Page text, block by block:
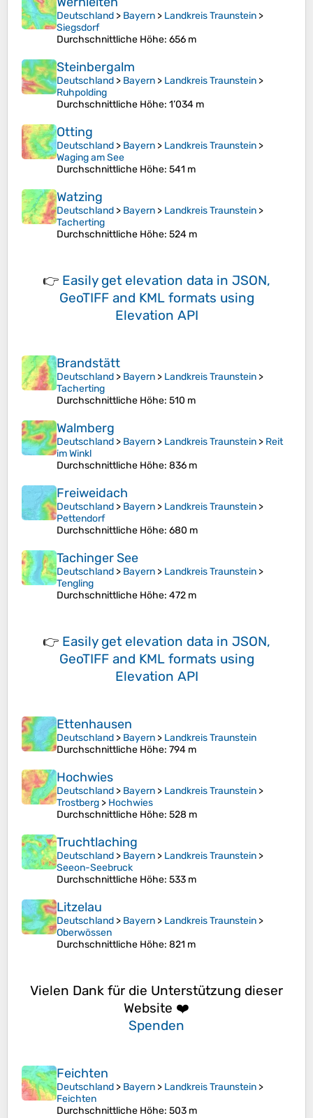
Deutschland > Bayern > Landkreis Traunstein >
Siegsdorf
Durchschnittliche Höhe: 656 m
Steinbergalm
Deutschland > Bayern > Landkreis Traunstein >
Ruhpolding
Durchschnittliche Höhe: 1’034 m
Otting
Deutschland > Bayern > Landkreis Traunstein >
Waging am See
Durchschnittliche Höhe: 541 m
Watzing
Deutschland > Bayern > Landkreis Traunstein >
Tacherting
Durchschnittliche Höhe: 524 m
👉 Easily get elevation data in JSON,
GeoTIFF and KML formats using
Elevation API
Brandstätt
Deutschland > Bayern > Landkreis Traunstein >
Tacherting
Durchschnittliche Höhe: 510 m
Walmberg
Deutschland > Bayern > Landkreis Traunstein > Reit
im Winkl
Durchschnittliche Höhe: 836 m
Freiweidach
Deutschland > Bayern > Landkreis Traunstein >
Pettendorf
Durchschnittliche Höhe: 680 m
Tachinger See
Deutschland > Bayern > Landkreis Traunstein >
Tengling
Durchschnittliche Höhe: 472 m
👉 Easily get elevation data in JSON,
GeoTIFF and KML formats using
Elevation API
Ettenhausen
Deutschland > Bayern > Landkreis Traunstein
Durchschnittliche Höhe: 794 m
Hochwies
Deutschland > Bayern > Landkreis Traunstein >
Trostberg > Hochwies
Durchschnittliche Höhe: 528 m
Truchtlaching
Deutschland > Bayern > Landkreis Traunstein >
Seeon-Seebruck
Durchschnittliche Höhe: 533 m
Litzelau
Deutschland > Bayern > Landkreis Traunstein >
Oberwössen
Durchschnittliche Höhe: 821 m
Vielen Dank für die Unterstützung dieser
Website ❤️
Spenden
Feichten
Deutschland > Bayern > Landkreis Traunstein >
Feichten
Durchschnittliche Höhe: 503 m